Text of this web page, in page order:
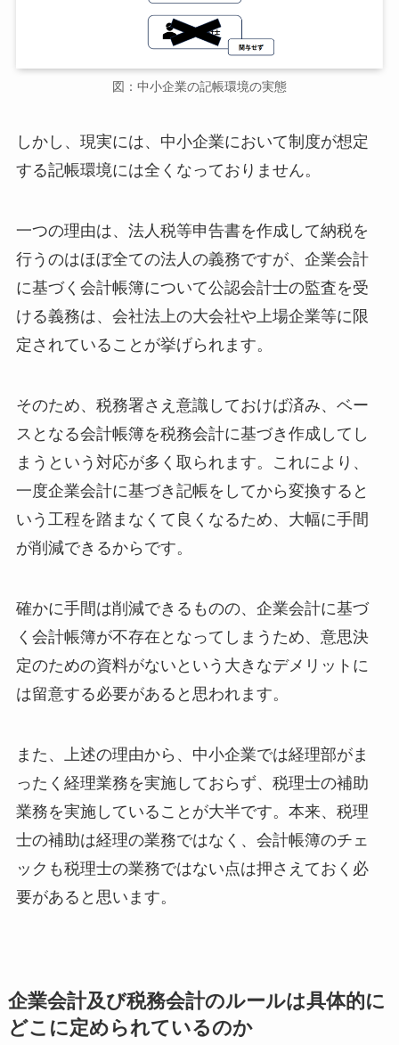
図：中小企業の記帳環境の実態
しかし、現実には、中小企業において制度が想定
する記帳環境には全くなっておりません。
一つの理由は、法人税等申告書を作成して納税を
行うのはほぼ全ての法人の義務ですが、企業会計
に基づく会計帳簿について公認会計士の監査を受
ける義務は、会社法上の大会社や上場企業等に限
定されていることが挙げられます。
そのため、税務署さえ意識しておけば済み、ベー
スとなる会計帳簿を税務会計に基づき作成してし
まうという対応が多く取られます。これにより、
一度企業会計に基づき記帳をしてから変換すると
いう工程を踏まなくて良くなるため、大幅に手間
が削減できるからです。
確かに手間は削減できるものの、企業会計に基づ
く会計帳簿が不存在となってしまうため、意思決
定のための資料がないという大きなデメリットに
は留意する必要があると思われます。
また、上述の理由から、中小企業では経理部がま
ったく経理業務を実施しておらず、税理士の補助
業務を実施していることが大半です。本来、税理
士の補助は経理の業務ではなく、会計帳簿のチェ
ックも税理士の業務ではない点は押さえておく必
要があると思います。
企業会計及び税務会計のルールは具体的に
どこに定められているのか